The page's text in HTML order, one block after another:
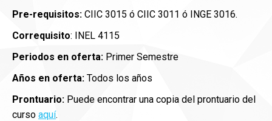
Pre-requisitos: CIIC 3015 ó CIIC 3011 ó INGE 3016.
Correquisito: INEL 4115
Periodos en oferta: Primer Semestre
Años en oferta: Todos los años
Prontuario: Puede encontrar una copia del prontuario del
curso aquí.